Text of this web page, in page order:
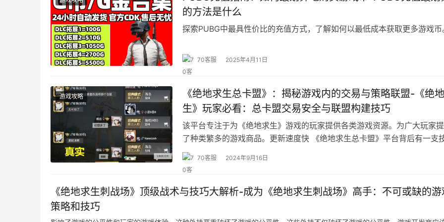
的方法是什么
探索PUBG中最具性价比的充值方式，了解如何以最低成本获取更多游戏币
70客服 2025年4月11日
游戏攻略
《绝地求生总卡盟》：揭秘游戏内的交易与策略联盟-《绝
生》玩家必看：总卡盟交易安全与联盟构建技巧
该平台专注于为《绝地求生》游戏的玩家提供各类游戏资源。为广大玩家
了种类繁多的游戏商品。更新速度快 《绝地求生总卡盟》平台背后有一支
实力强大的团队。
70客服 2024年9月16日
《绝地求生刺战场》顶级战术与技巧大解析-成为《绝地求生刺战场》高手：不可或缺的游
策略和技巧